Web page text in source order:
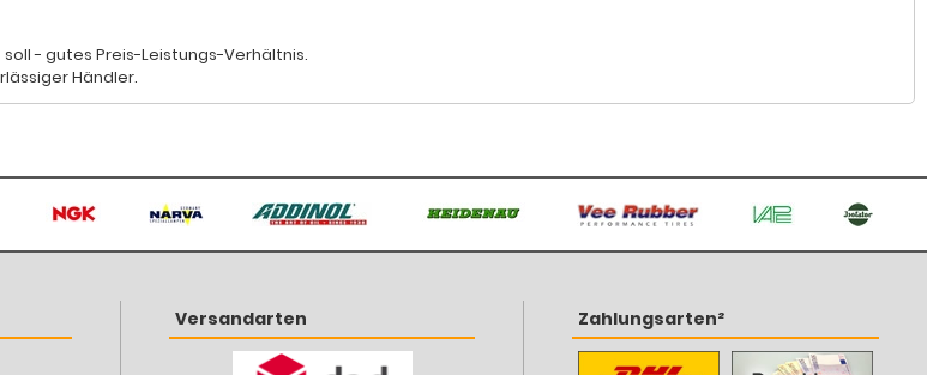
- gutes Preis-Leistungs-Verhältnis.
Händler.
Versandarten Zahlungsarten²